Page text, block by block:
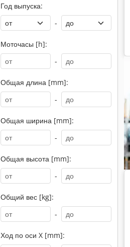
Год выпуска:
-
Моточасы [h]:
-
Общая длина [mm]:
-
Общая ширина [mm]:
-
Общая высота [mm]:
-
Общий вес [kg]:
-
Ход по оси X [mm]: